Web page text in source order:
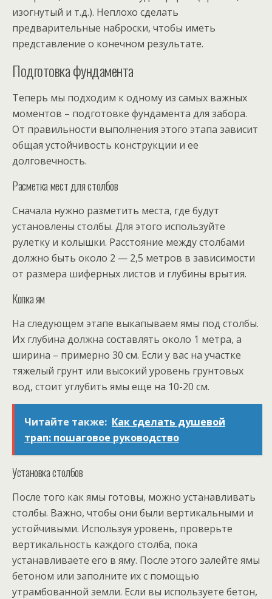
изогнутый и т.д.). Неплохо сделать
предварительные наброски, чтобы иметь
представление о конечном результате.
Подготовка фундамента
Теперь мы подходим к одному из самых важных
моментов – подготовке фундамента для забора.
От правильности выполнения этого этапа зависит
общая устойчивость конструкции и ее
долговечность.
Расметка мест для столбов
Сначала нужно разметить места, где будут
установлены столбы. Для этого используйте
рулетку и колышки. Расстояние между столбами
должно быть около 2 — 2,5 метров в зависимости
от размера шиферных листов и глубины врытия.
Копка ям
На следующем этапе выкапываем ямы под столбы.
Их глубина должна составлять около 1 метра, а
ширина – примерно 30 см. Если у вас на участке
тяжелый грунт или высокий уровень грунтовых
вод, стоит углубить ямы еще на 10-20 см.
Читайте также: Как сделать душевой
трап: пошаговое руководство
Установка столбов
После того как ямы готовы, можно устанавливать
столбы. Важно, чтобы они были вертикальными и
устойчивыми. Используя уровень, проверьте
вертикальность каждого столба, пока
устанавливаете его в яму. После этого залейте ямы
бетоном или заполните их с помощью
утрамбованной земли. Если вы используете бетон,